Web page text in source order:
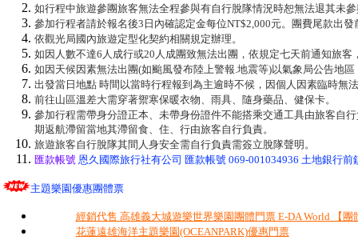
如行程中旅遊參團旅客無法全程參與有自行脫隊情況時恕無法退其未
參加行程者請於報名後3日內確認定金每位NT$2,000元。團費尾款出發
依觀光局國內旅遊定型化契約相關規定辦理。
如因人數不達6人成行或20人成團致無法出團，依規定七天前通知旅客
如因天候因素無法出團(如颱風發布陸上警報.地震等)以氣象局公告地
出發當日地點 時間以當時行程報到為主逾時不候，因個人因素臨時無
前往山區溫差大需穿著禦寒保暖衣物、雨具、隨身藥品、健保卡。
參加行程需帶身分證正本、未帶身份證件不能搭乘交通工具由旅客自
期返航滯留當地其滯留食、住、行由旅客自行負責。
旅遊旅客自行脫隊其間人身安全需自行負責需簽立脫隊聲明。
匯款帳號 恩久國際旅行社有公司 匯款帳號 069-001034936 土地銀行前
主題樂園優惠團體票
經銷代售 高雄義大城遊樂世界樂園團體門票 E-DA World 【團
花蓮遠雄海洋主題樂園(OCEANPARK)優惠門票